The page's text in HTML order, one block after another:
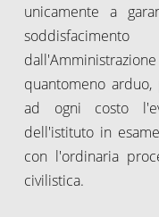
unicamente a
quantomeno
ad ogni costo
dell'istituto in
con l'ordinaria
civilistica.